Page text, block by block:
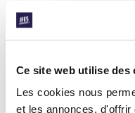
Ce site web utilise des
Les cookies nous
et les annonces,
COMMENT
De nouveaux